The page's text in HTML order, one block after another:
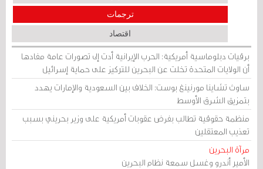
ترجمات
اقتصاد
برقيات دبلوماسية أمريكية: الحرب الإيرانية أدت إلى تصورات عامة مفادها
أن الولايات المتحدة تخلت عن البحرين للتركيز على حماية إسرائيل
ساوث تشاينا مورنينغ بوست: الخلاف بين السعودية والإمارات يهدد
بتمزيق الشرق الأوسط
منظمة حقوقية تطالب بفرض عقوبات أمريكية على وزير بحريني بسبب
تعذيب المعتقلين
مرآة البحرين
الأمير أندرو وغسل سمعة نظام البحرين